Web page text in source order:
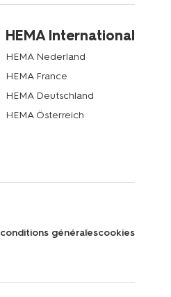
HEMA International
HEMA Nederland
HEMA France
HEMA Deutschland
HEMA Österreich
conditions généralescookies